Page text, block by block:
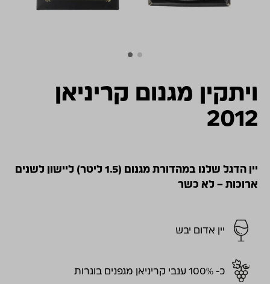
ויתקין מגנום קריניאן
2012
יין הדגל שלנו במהדורת מגנום (1.5 ליטר) ליישון לשנים
ארוכות – לא כשר
יין אדום יבש
כ- 100% ענבי קריניאן מגפנים בוגרות